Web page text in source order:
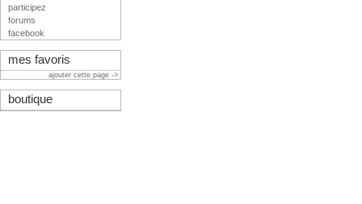
participez
forums
facebook
mes favoris
ajouter cette page ->
boutique